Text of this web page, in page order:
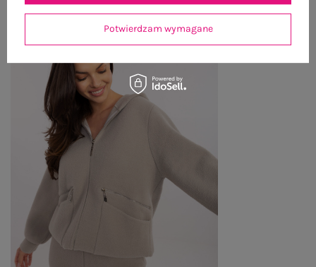
Potwierdzam wymagane